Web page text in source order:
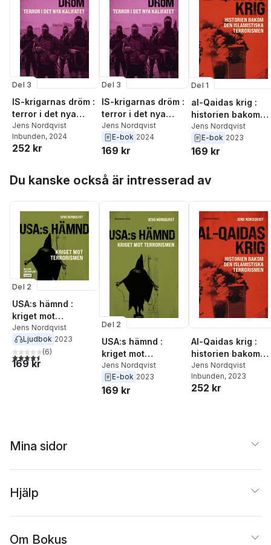
Del 3
IS-krigarnas dröm :
terror i det nya
kalifatet
Jens Nordqvist
Inbunden, 2024
252 kr
Del 3
IS-krigarnas dröm :
terror i det nya
kalifatet
Jens Nordqvist
E-bok 2024
169 kr
Del 1
al-Qaidas krig :
historien bakom
den islamistiska
terrorismen
Jens Nordqvist
E-bok 2023
169 kr
Du kanske också är intresserad av
Del 2
USA:s hämnd :
kriget mot
terrorismen
Jens Nordqvist
Ljudbok 2023
4,5utav 5 stjärnor. Totalt antal röster:
(6)
169 kr
Del 2
USA:s hämnd :
kriget mot
terrorismen
Jens Nordqvist
E-bok 2023
169 kr
Al-Qaidas krig :
historien bakom
den islamistiska
terrorismen
Jens Nordqvist
Inbunden, 2023
252 kr
Mina sidor
Hjälp
Om Bokus